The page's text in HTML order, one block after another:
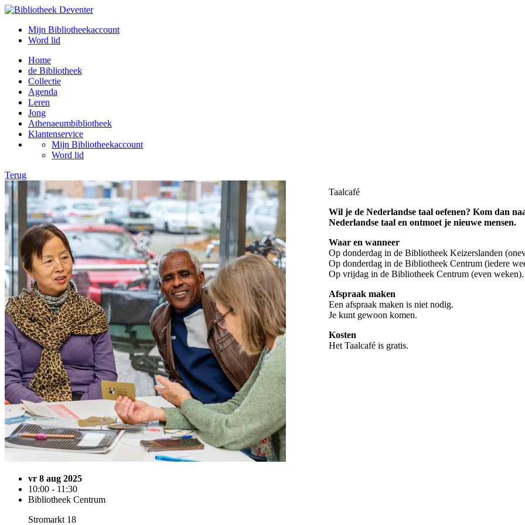
Mijn Bibliotheekaccount
Word lid
Home
de Bibliotheek
Collectie
Agenda
Leren
Jong
Athenaeumbibliotheek
Klantenservice
Mijn Bibliotheekaccount
Word lid
Terug
vr 8 aug 2025
10:00 - 11:30
Bibliotheek Centrum
Stromarkt 18
Taalcafé
Wil je de Nederlandse taal oefenen? Kom dan
Nederlandse taal en ontmoet je nieuwe mensen.
Waar en wanneer
Op donderdag in de Bibliotheek Keizerslanden
Op donderdag in de Bibliotheek Centrum (iedere
Op vrijdag in de Bibliotheek Centrum (even weken).
Afspraak maken
Een afspraak maken is niet nodig.
Je kunt gewoon komen.
Kosten
Het Taalcafé is gratis.